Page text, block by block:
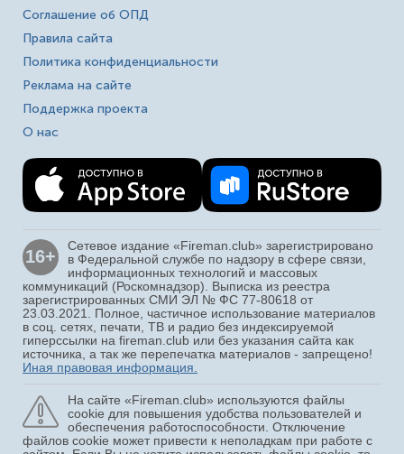
Соглашение об ОПД
Правила сайта
Политика конфиденциальности
Реклама на сайте
Поддержка проекта
О нас
16+
Сетевое издание «Fireman.club» зарегистрировано
в Федеральной службе по надзору в сфере связи,
информационных технологий и массовых
коммуникаций (Роскомнадзор). Выписка из реестра
зарегистрированных СМИ ЭЛ № ФС 77-80618 от
23.03.2021. Полное, частичное использование материалов
в соц. сетях, печати, ТВ и радио без индексируемой
гиперссылки на fireman.club или без указания сайта как
источника, а так же перепечатка материалов - запрещено!
Иная правовая информация.
На сайте «Fireman.club» используются файлы
cookie для повышения удобства пользователей и
обеспечения работоспособности. Отключение
файлов cookie может привести к неполадкам при работе с